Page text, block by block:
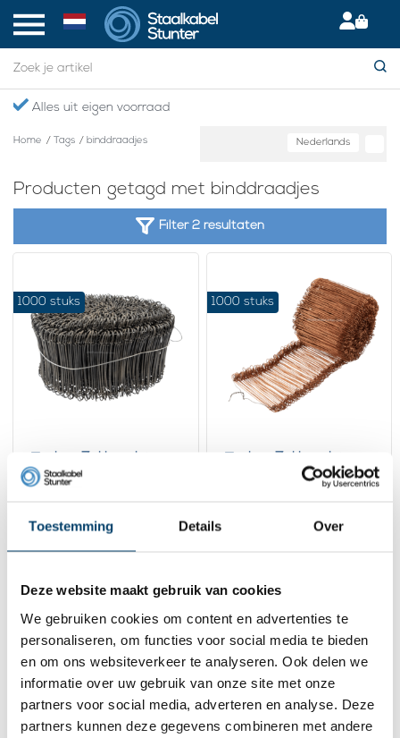
Toestemming Details Over
Deze website maakt gebruik van cookies
We gebruiken cookies om content en advertenties te
personaliseren, om functies voor social media te bieden
en om ons websiteverkeer te analyseren. Ook delen we
informatie over uw gebruik van onze site met onze
partners voor social media, adverteren en analyse. Deze
partners kunnen deze gegevens combineren met andere
Alles uit eigen voorraad
Home / Tags / binddraadjes Nederlands
Producten getagd met binddraadjes
Filter 2 resultaten
zwart 10cm
Bekijk product
Op voorraad
1000 stuks
120mm koper
Bekijk product
1000 stuks
Contact
Adres:Dalwagenseweg 91 4043MV Opheusden
E-mail: info@staalkabelstunter.com
Telefoonnummer: +31488410119